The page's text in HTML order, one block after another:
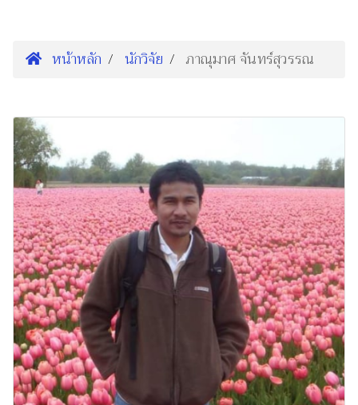
หน้าหลัก นักวิจัย ภาณุมาศ จันทร์สุวรรณ